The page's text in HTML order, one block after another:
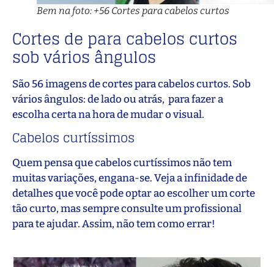
Bem na foto: +56 Cortes para cabelos curtos
Cortes de para cabelos curtos
sob vários ângulos
São 56 imagens de cortes para cabelos curtos. Sob
vários ângulos: de lado ou atrás, para fazer a
escolha certa na hora de mudar o visual.
Cabelos curtíssimos
Quem pensa que cabelos curtíssimos não tem
muitas variações, engana-se. Veja a infinidade de
detalhes que você pode optar ao escolher um corte
tão curto, mas sempre consulte um profissional
para te ajudar. Assim, não tem como errar!